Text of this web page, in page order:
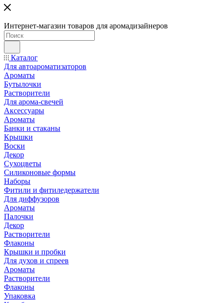
Интернет-магазин товаров для аромадизайнеров
Каталог
Для автоароматизаторов
Ароматы
Бутылочки
Растворители
Для арома-свечей
Аксессуары
Ароматы
Банки и стаканы
Крышки
Воски
Декор
Сухоцветы
Силиконовые формы
Наборы
Фитили и фитиледержатели
Для диффузоров
Ароматы
Палочки
Декор
Растворители
Флаконы
Крышки и пробки
Для духов и спреев
Ароматы
Растворители
Флаконы
Упаковка